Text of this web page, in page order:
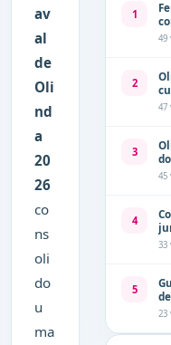
av
al
de
Oli
nd
a
20
26
co
ns
oli
do
u
ma
1
49
2
47
3
45
4
33
5
23